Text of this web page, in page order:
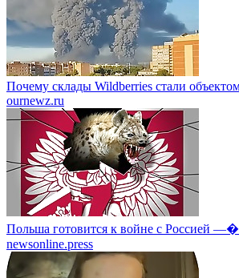
Почему склады Wildberries стали
ournewz.ru
Польша готовится к войне с Россией
newsonline.press